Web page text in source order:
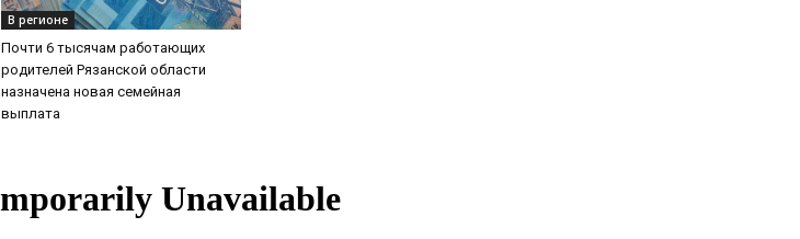
В регионе
Почти 6 тысячам работающих
родителей Рязанской области
назначена новая семейная
выплата